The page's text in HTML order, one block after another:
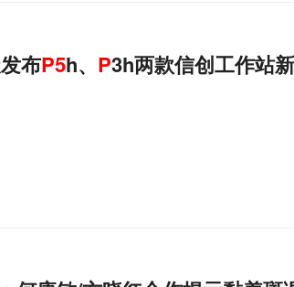
布P5h、 P3h两款信创工作站